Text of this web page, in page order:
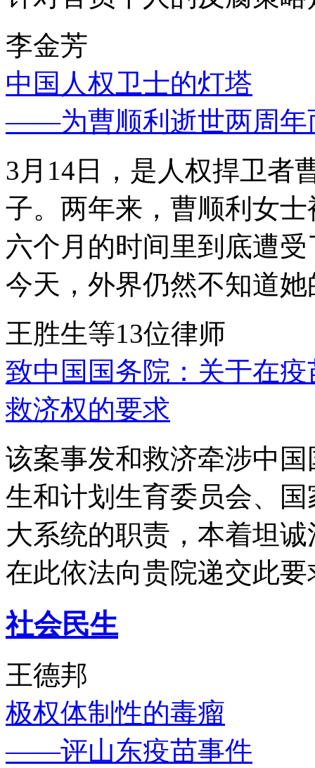
李金芳
中国人权卫士的灯塔
——为曹顺利逝世两周年
3月14日，是人权捍卫者
子。两年来，曹顺利女
六个月的时间里到底遭
今天，外界仍然不知道
王胜生等13位律师
致中国国务院：关于在
救济权的要求
该案事发和救济牵涉中
生和计划生育委员会、
大系统的职责，本着坦
在此依法向贵院递交此要
社会民生
王德邦
极权体制性的毒瘤
——评山东疫苗事件